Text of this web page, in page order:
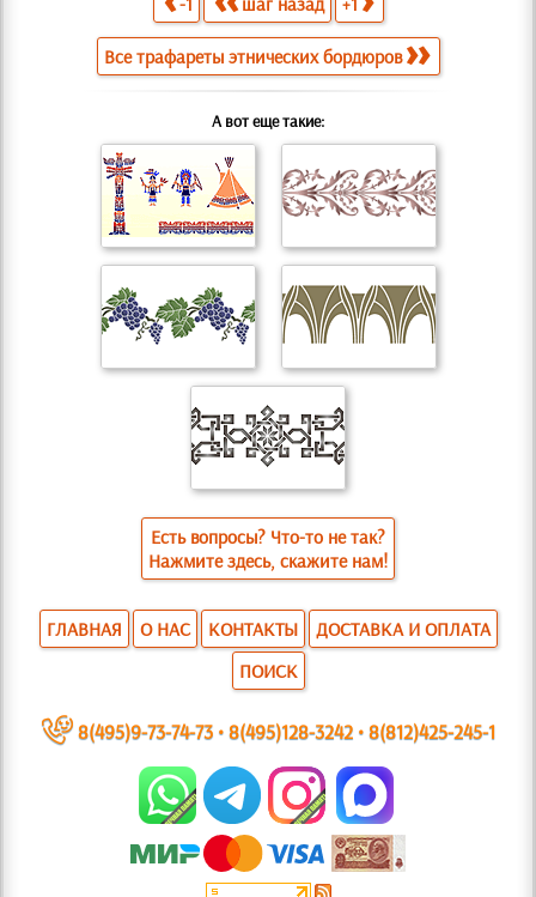
Все трафареты этнических бордюров
А вот еще такие:
Есть вопросы? Что-то не так?
Нажмите здесь, скажите нам!
ГЛАВНАЯ О НАС КОНТАКТЫ
ДОСТАВКА И ОПЛАТА
ПОИСК
~ 8(495)9-73-74-73•8(495)128-3242•8(812)425-245-1